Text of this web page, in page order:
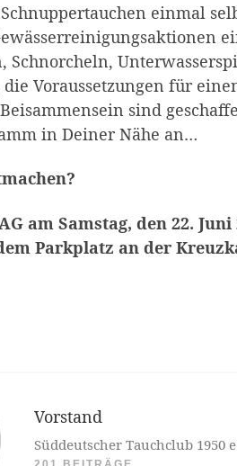
einmal
Schnorcheln,
Voraussetzungen für
sind
in Deiner Nähe an…
am Samstag, den 22.
Parkplatz an der
Vorstand
Süddeutscher Tauchclub 1950